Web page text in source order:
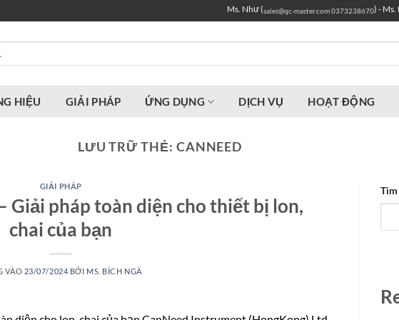
Ms. Như (sales@qc-master.com0373238670) - Ms.
HIỆU GIẢI PHÁP ỨNG DỤNG DỊCH VỤ HOẠT ĐỘNG
LƯU TRỮ THẺ: CANNEED
GIẢI PHÁP
Giải pháp toàn diện cho thiết bị lon,
chai của bạn
VÀO 23/07/2024 BỞI MS. BÍCH NGÀ